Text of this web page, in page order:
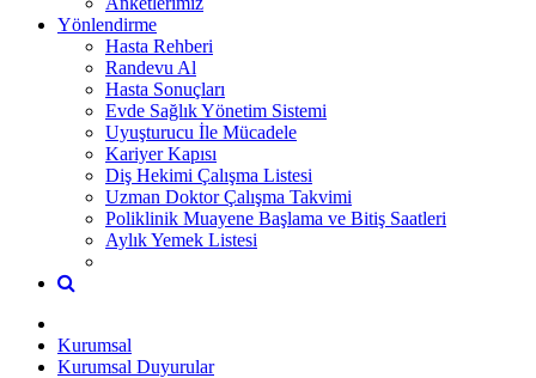
Yönlendirme
Hasta Rehberi
Randevu Al
Hasta Sonuçları
Evde Sağlık Yönetim Sistemi
Uyuşturucu İle Mücadele
Kariyer Kapısı
Diş Hekimi Çalışma Listesi
Uzman Doktor Çalışma Takvimi
Poliklinik Muayene Başlama ve Bitiş Saatleri
Aylık Yemek Listesi
Kurumsal
Kurumsal Duyurular